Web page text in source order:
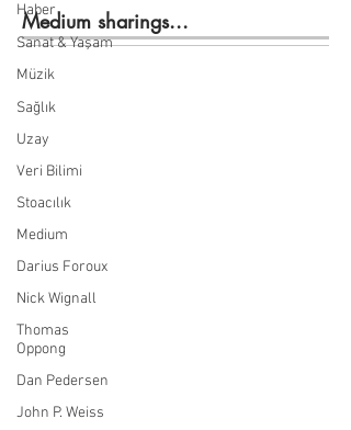
Haber
Sanat & Yaşam
Müzik
Sağlık
Uzay
Veri Bilimi
Stoacılık
Medium
Darius Foroux
Nick Wignall
Thomas
Oppong
Dan Pedersen
John P. Weiss
Medium sharings...